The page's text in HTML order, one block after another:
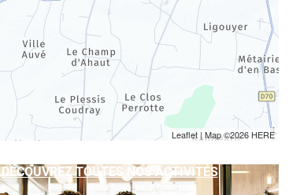
Leaflet| Map ©2026 HERE
DÉCOUVREZ TOUTES NOS ACTIVITÉS